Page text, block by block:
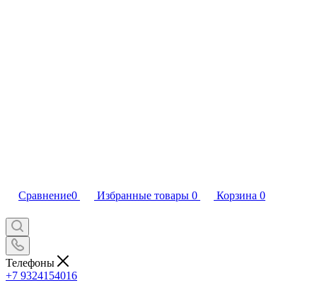
Сравнение0 Избранные товары 0 Корзина 0
Телефоны
+7 9324154016